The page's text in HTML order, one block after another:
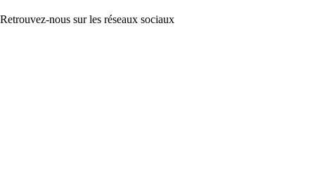
Retrouvez-nous sur les réseaux sociaux